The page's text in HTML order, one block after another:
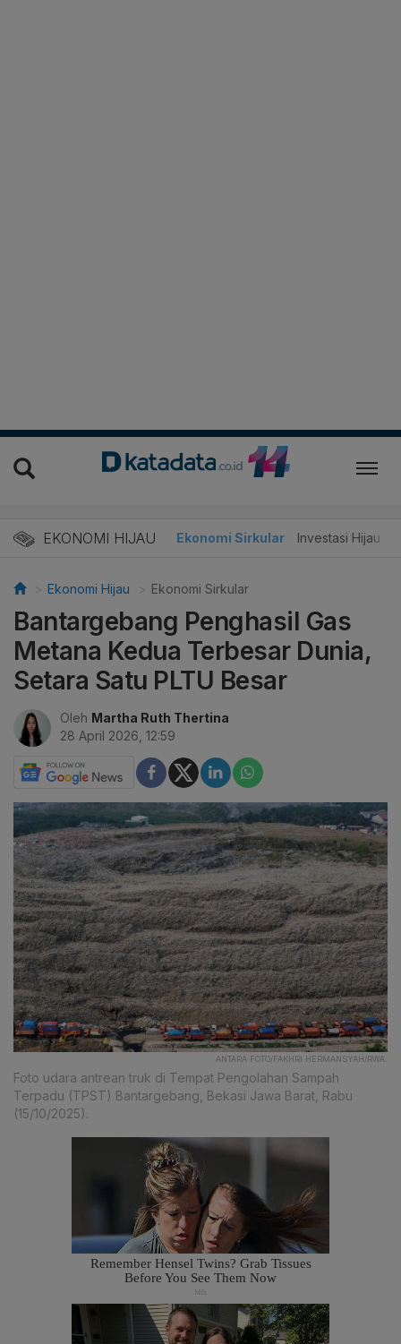
EKONOMI HIJAU
Energi Baru Ekonomi Sirkular Investasi Hijau
Ekonomi Hijau Ekonomi Sirkular
Bantargebang Penghasil Gas
Metana Kedua Terbesar Dunia,
Setara Satu PLTU Besar
Oleh Martha Ruth Thertina
28 April 2026, 12:59
ANTARA FOTO/FAKHRI HERMANSYAH/RWA.
Foto udara antrean truk di Tempat Pengolahan Sampah
Terpadu (TPST) Bantargebang, Bekasi Jawa Barat, Rabu
(15/10/2025).